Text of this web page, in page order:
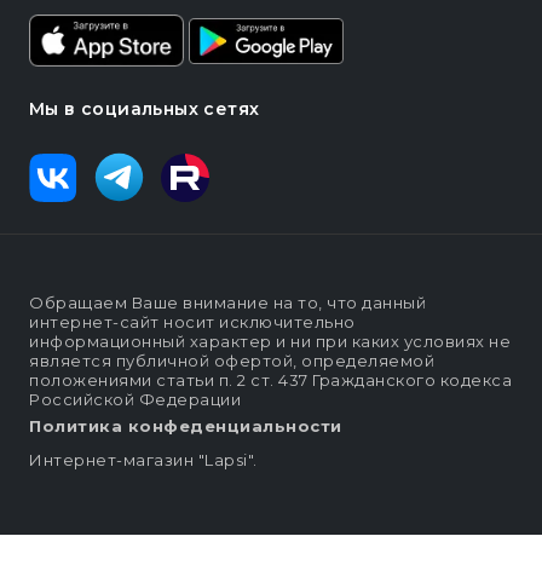
Мы в социальных сетях
Обращаем Ваше внимание на то, что данный
интернет-сайт носит исключительно
информационный характер и ни при каких условиях не
является публичной офертой, определяемой
положениями статьи п. 2 ст. 437 Гражданского кодекса
Российской Федерации
Политика конфеденциальности
Интернет-магазин "Lapsi".